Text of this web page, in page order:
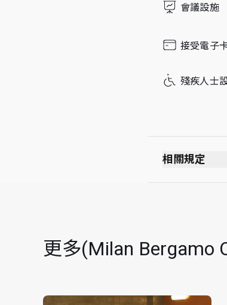
會議設施
接受電子
殘疾人士
相關規定
最長逗留時
更多(Milan Bergamo